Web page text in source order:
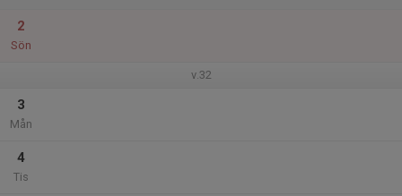
2
Sön
v.32
3
Mån
4
Tis